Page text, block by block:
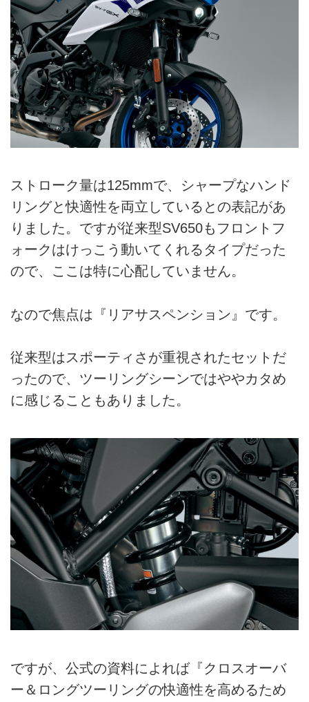
ストローク量は125mmで、シャープなハンド
リングと快適性を両立しているとの表記があ
りました。ですが従来型SV650もフロントフ
ォークはけっこう動いてくれるタイプだった
ので、ここは特に心配していません。
なので焦点は『リアサスペンション』です。
従来型はスポーティさが重視されたセットだ
ったので、ツーリングシーンではややカタめ
に感じることもありました。
ですが、公式の資料によれば『クロスオーバ
ー＆ロングツーリングの快適性を高めるため